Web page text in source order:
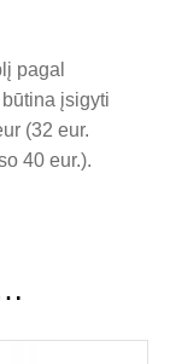
pagal
įsigyti
(32 eur.
40 eur.).